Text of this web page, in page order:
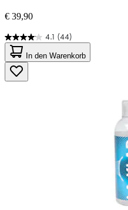
€ 39,90
4.1 (44)
4.1
von
5
Sternen.
44
In den Warenkorb